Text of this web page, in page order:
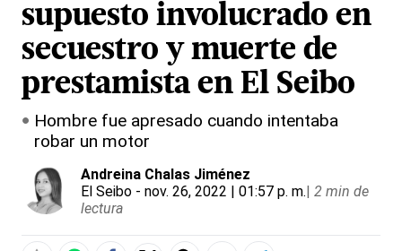
supuesto involucrado en
secuestro y muerte de
prestamista en El Seibo
Hombre fue apresado cuando intentaba
robar un motor
Andreina Chalas Jiménez
El Seibo - nov. 26, 2022 | 01:57 p. m.| 2 min de
lectura